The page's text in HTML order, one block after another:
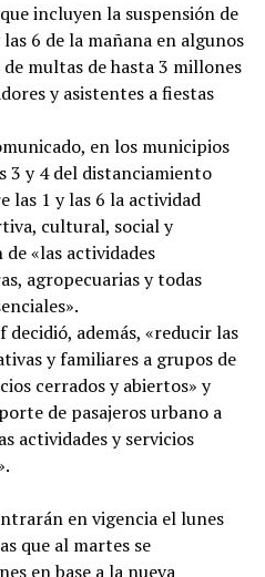
incluyen la suspensión de
6 de la mañana en algunos
multas de hasta 3 millones
y asistentes a fiestas
en los municipios
3 y 4 del distanciamiento
las 1 y las 6 la actividad
cultural, social y
«las actividades
agropecuarias y todas
además, «reducir las
y familiares a grupos de
cerrados y abiertos» y
de pasajeros urbano a
actividades y servicios
en vigencia el lunes
que al martes se
en base a la nueva